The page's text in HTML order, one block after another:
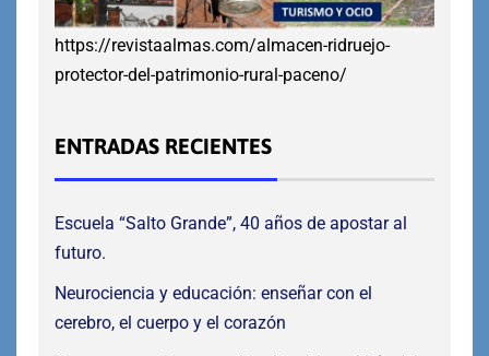
https://revistaalmas.com/almacen-ridruejo-
protector-del-patrimonio-rural-paceno/
ENTRADAS RECIENTES
Escuela “Salto Grande”, 40 años de apostar al
futuro.
Neurociencia y educación: enseñar con el
cerebro, el cuerpo y el corazón